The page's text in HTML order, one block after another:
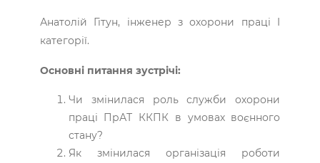
Анатолій Гітун, інженер з охорони праці I
категорії.
Основні питання зустрічі:
Чи змінилася роль служби охорони
праці ПрАТ ККПК в умовах воєнного
стану?
Як змінилася організація роботи